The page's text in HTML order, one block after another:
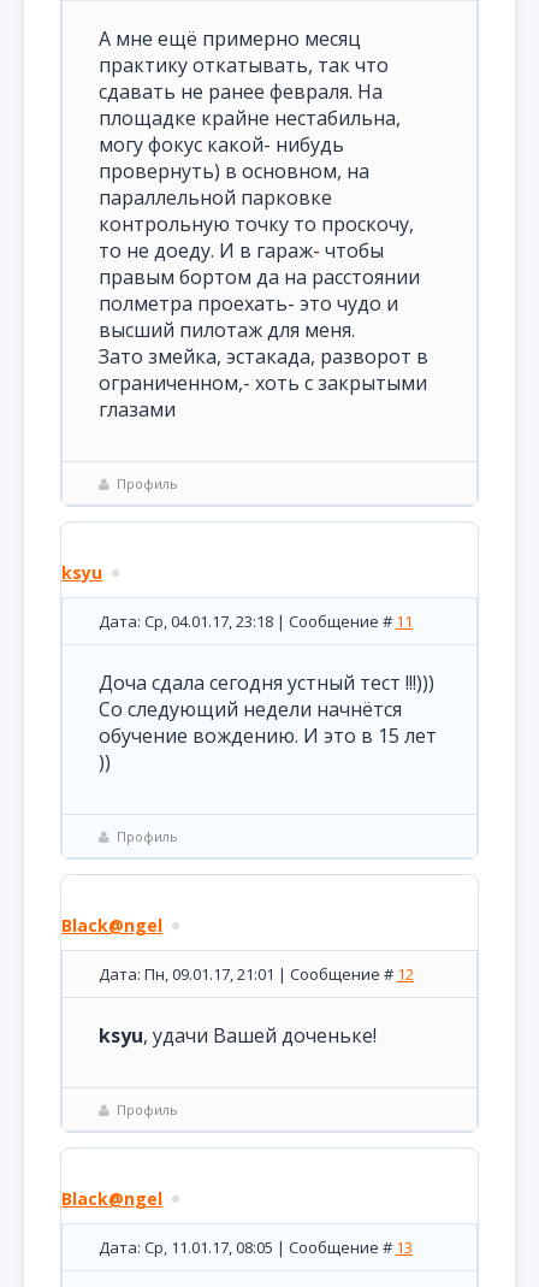
А мне ещё примерно месяц
практику откатывать, так что
сдавать не ранее февраля. На
площадке крайне нестабильна,
могу фокус какой- нибудь
провернуть) в основном, на
параллельной парковке
контрольную точку то проскочу,
то не доеду. И в гараж- чтобы
правым бортом да на расстоянии
полметра проехать- это чудо и
высший пилотаж для меня.
Зато змейка, эстакада, разворот в
ограниченном,- хоть с закрытыми
глазами
Профиль
ksyu
Дата: Ср, 04.01.17, 23:18 | Сообщение # 11
Доча сдала сегодня устный тест !!!)))
Со следующий недели начнётся
обучение вождению. И это в 15 лет
))
Профиль
Black@ngel
Дата: Пн, 09.01.17, 21:01 | Сообщение # 12
ksyu, удачи Вашей доченьке!
Профиль
Black@ngel
Дата: Ср, 11.01.17, 08:05 | Сообщение # 13